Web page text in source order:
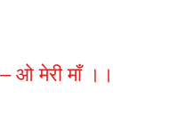
ओ मेरी माँ ।।